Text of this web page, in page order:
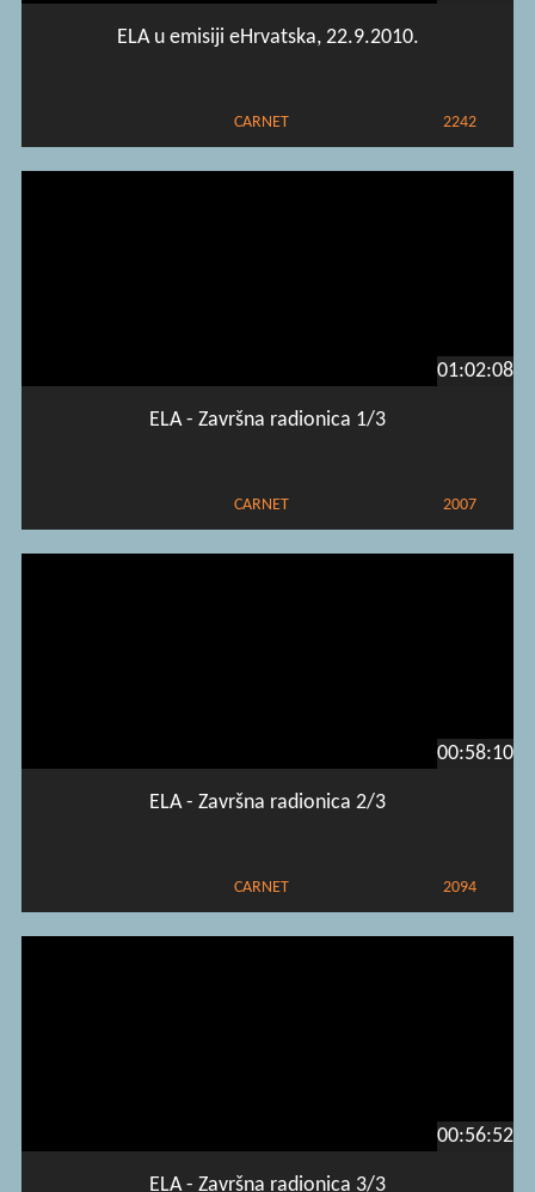
ELA u emisiji eHrvatska, 22.9.2010.
CARNET 2242
01:02:08
ELA - Završna radionica 1/3
CARNET 2007
00:58:10
ELA - Završna radionica 2/3
CARNET 2094
00:56:52
ELA - Završna radionica 3/3